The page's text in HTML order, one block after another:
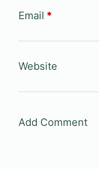
Email *
Website
Add Comment